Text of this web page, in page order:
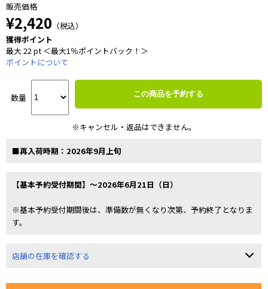
販売価格
¥2,420 （税込）
獲得ポイント
最大 22 pt ＜最大1％ポイントバック！＞
ポイントについて
数量 この商品を予約する
※キャンセル・返品はできません。
■再入荷時期：2026年9月上旬
【基本予約受付期間】～2026年6月21日（日）
※基本予約受付期間後は、準備数が無くなり次第、予約終了となりま
す。
店舗の在庫を確認する